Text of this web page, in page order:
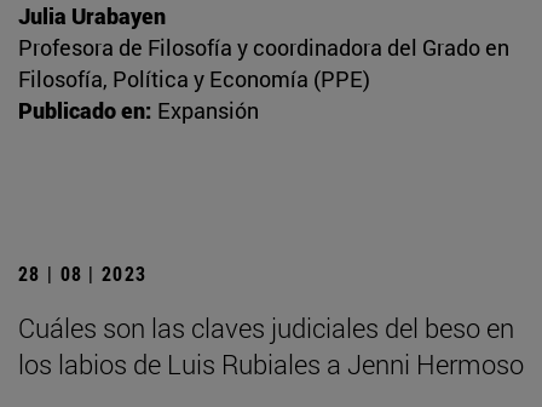
Julia Urabayen
Profesora de Filosofía y coordinadora del Grado en
Filosofía, Política y Economía (PPE)
Publicado en: Expansión
28 | 08 | 2023
Cuáles son las claves judiciales del beso en
los labios de Luis Rubiales a Jenni Hermoso